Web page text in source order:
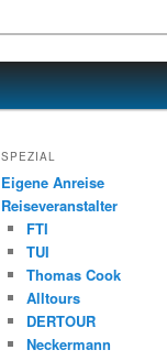
SPEZIAL
Eigene Anreise
Reiseveranstalter
FTI
TUI
Thomas Cook
Alltours
DERTOUR
Neckermann